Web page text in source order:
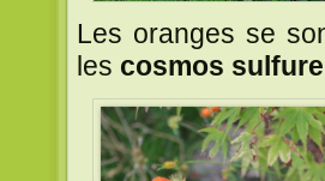
Les oranges se
les cosmos